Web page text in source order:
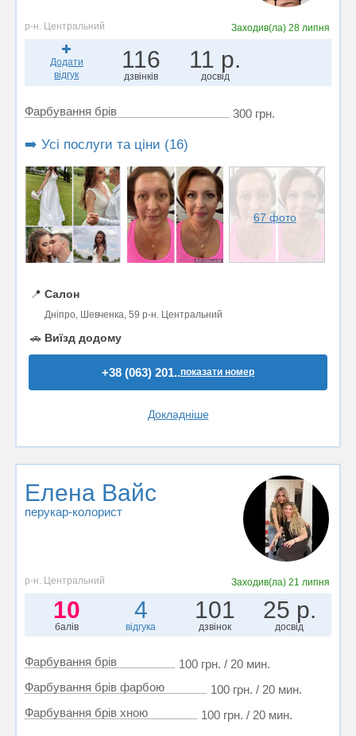
р-н. Центральний Заходив(ла) 28 липня
Додати
відгук
116
дзвінків
11 р.
досвід
Фарбування брів 300 грн.
➡️ Усі послуги та ціни (16)
67 фото
📍 Салон
Дніпро, Шевченка, 59 р-н. Центральний
🚗 Виїзд додому
+38 (063) 201..показати номер
Докладніше
Елена Вайс
перукар-колорист
р-н. Центральний Заходив(ла) 21 липня
10
балів
4
відгука
101
дзвінок
25 р.
досвід
Фарбування брів
100 грн. / 20 мин.
Фарбування брів фарбою
100 грн. / 20 мин.
Фарбування брів хною
100 грн. / 20 мин.